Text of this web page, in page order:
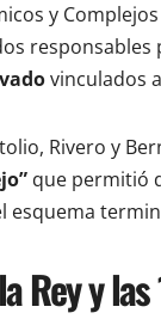
y
responsables
vinculados
Rivero y
que permitió
esquema
Rey y